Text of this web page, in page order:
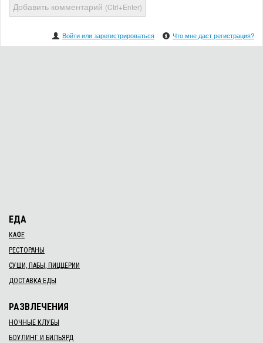
Добавить комментарий (Ctrl+Enter)
Войти или зарегистрироваться Что мне даст регистрация?
ЕДА
КАФЕ
РЕСТОРАНЫ
СУШИ, ПАБЫ, ПИЦЦЕРИИ
ДОСТАВКА ЕДЫ
РАЗВЛЕЧЕНИЯ
НОЧНЫЕ КЛУБЫ
БОУЛИНГ И БИЛЬЯРД